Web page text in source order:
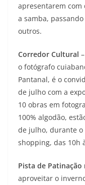
apresentarem com
a samba,
outros.
Corredor Cultural
o fotógrafo
Pantanal, é o
de julho com a
10 obras em
100% algodão,
de julho, durante
shopping, das 10h
Pista de Patinação
aproveitar o